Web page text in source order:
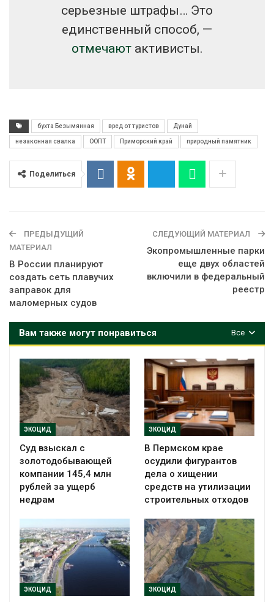
серьезные штрафы… Это
единственный способ, —
отмечаютактивисты.
бухта Безымянная вред от туристов Дунай
незаконная свалка ООПТ Приморский край природный памятник
Поделиться
ПРЕДЫДУЩИЙ
МАТЕРИАЛ
В России планируют
создать сеть плавучих
заправок для
маломерных судов
СЛЕДУЮЩИЙ МАТЕРИАЛ
Экопромышленные парки
еще двух областей
включили в федеральный
реестр
Все
Вам также могут понравиться
ЭКОЦИД
Суд взыскал с
золотодобывающей
компании 145,4 млн
рублей за ущерб
недрам
ЭКОЦИД
В Пермском крае
осудили фигурантов
дела о хищении
средств на утилизации
строительных отходов
ЭКОЦИД ЭКОЦИД